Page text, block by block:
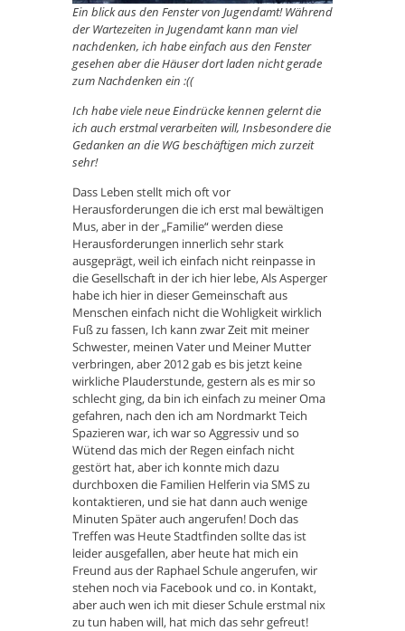
Ein blick aus den Fenster von Jugendamt! Während
der Wartezeiten in Jugendamt kann man viel
nachdenken, ich habe einfach aus den Fenster
gesehen aber die Häuser dort laden nicht gerade
zum Nachdenken ein :((
Ich habe viele neue Eindrücke kennen gelernt die
ich auch erstmal verarbeiten will, Insbesondere die
Gedanken an die WG beschäftigen mich zurzeit
sehr!
Dass Leben stellt mich oft vor
Herausforderungen die ich erst mal bewältigen
Mus, aber in der „Familie“ werden diese
Herausforderungen innerlich sehr stark
ausgeprägt, weil ich einfach nicht reinpasse in
die Gesellschaft in der ich hier lebe, Als Asperger
habe ich hier in dieser Gemeinschaft aus
Menschen einfach nicht die Wohligkeit wirklich
Fuß zu fassen, Ich kann zwar Zeit mit meiner
Schwester, meinen Vater und Meiner Mutter
verbringen, aber 2012 gab es bis jetzt keine
wirkliche Plauderstunde, gestern als es mir so
schlecht ging, da bin ich einfach zu meiner Oma
gefahren, nach den ich am Nordmarkt Teich
Spazieren war, ich war so Aggressiv und so
Wütend das mich der Regen einfach nicht
gestört hat, aber ich konnte mich dazu
durchboxen die Familien Helferin via SMS zu
kontaktieren, und sie hat dann auch wenige
Minuten Später auch angerufen! Doch das
Treffen was Heute Stadtfinden sollte das ist
leider ausgefallen, aber heute hat mich ein
Freund aus der Raphael Schule angerufen, wir
stehen noch via Facebook und co. in Kontakt,
aber auch wen ich mit dieser Schule erstmal nix
zu tun haben will, hat mich das sehr gefreut!